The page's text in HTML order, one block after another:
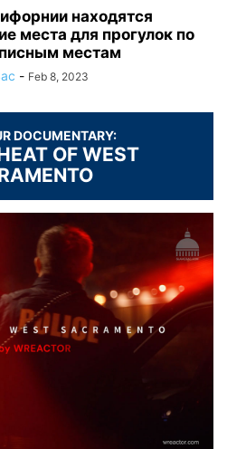
находятся
места для прогулок по
местам
- Feb 8, 2023
DOCUMENTARY:
OF WEST